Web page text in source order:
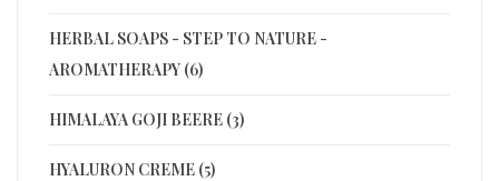
HERBAL SOAPS - STEP TO NATURE -
AROMATHERAPY (6)
HIMALAYA GOJI BEERE (3)
HYALURON CREME (5)